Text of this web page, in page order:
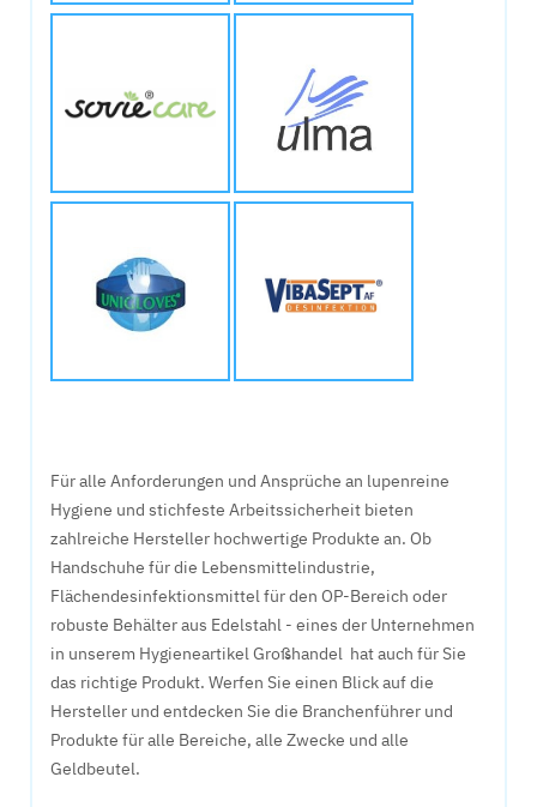
Für alle Anforderungen und Ansprüche an lupenreine
Hygiene und stichfeste Arbeitssicherheit bieten
zahlreiche Hersteller hochwertige Produkte an. Ob
Handschuhe für die Lebensmittelindustrie,
Flächendesinfektionsmittel für den OP-Bereich oder
robuste Behälter aus Edelstahl - eines der Unternehmen
in unserem Hygieneartikel Großhandel hat auch für Sie
das richtige Produkt. Werfen Sie einen Blick auf die
Hersteller und entdecken Sie die Branchenführer und
Produkte für alle Bereiche, alle Zwecke und alle
Geldbeutel.